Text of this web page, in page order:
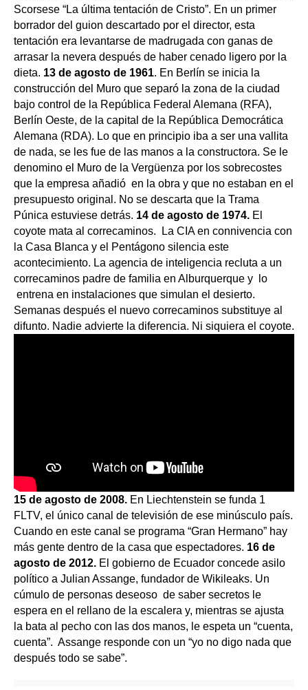
Scorsese “La última tentación de Cristo”. En un primer
borrador del guion descartado por el director, esta
tentación era levantarse de madrugada con ganas de
arrasar la nevera después de haber cenado ligero por la
dieta. 13 de agosto de 1961. En Berlín se inicia la
construcción del Muro que separó la zona de la ciudad
bajo control de la República Federal Alemana (RFA),
Berlín Oeste, de la capital de la República Democrática
Alemana (RDA). Lo que en principio iba a ser una vallita
de nada, se les fue de las manos a la constructora. Se le
denomino el Muro de la Vergüenza por los sobrecostes
que la empresa añadió en la obra y que no estaban en el
presupuesto original. No se descarta que la Trama
Púnica estuviese detrás. 14 de agosto de 1974. El
coyote mata al correcaminos. La CIA en connivencia con
la Casa Blanca y el Pentágono silencia este
acontecimiento. La agencia de inteligencia recluta a un
correcaminos padre de familia en Alburquerque y lo
entrena en instalaciones que simulan el desierto.
Semanas después el nuevo correcaminos substituye al
difunto. Nadie advierte la diferencia. Ni siquiera el coyote.
15 de agosto de 2008. En Liechtenstein se funda 1
FLTV, el único canal de televisión de ese minúsculo país.
Cuando en este canal se programa “Gran Hermano” hay
más gente dentro de la casa que espectadores. 16 de
agosto de 2012. El gobierno de Ecuador concede asilo
político a Julian Assange, fundador de Wikileaks. Un
cúmulo de personas deseoso de saber secretos le
espera en el rellano de la escalera y, mientras se ajusta
la bata al pecho con las dos manos, le espeta un “cuenta,
cuenta”. Assange responde con un “yo no digo nada que
después todo se sabe”.